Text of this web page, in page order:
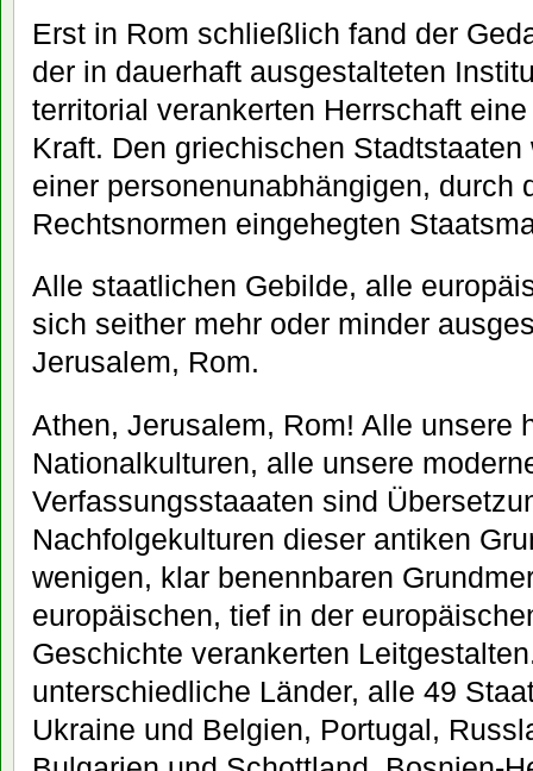
Erst in Rom schließlich fand der
der in dauerhaft ausgestalteten
territorial verankerten Herrschaft
Kraft. Den griechischen
einer personenunabhängigen, durch
Rechtsnormen eingehegten
Alle staatlichen Gebilde, alle
sich seither mehr oder minder
Jerusalem, Rom.
Athen, Jerusalem, Rom! Alle unsere
Nationalkulturen, alle unsere
Verfassungsstaaaten sind
Nachfolgekulturen dieser antiken
wenigen, klar benennbaren
europäischen, tief in der
Geschichte verankerten
unterschiedliche Länder, alle 49
Ukraine und Belgien, Portugal,